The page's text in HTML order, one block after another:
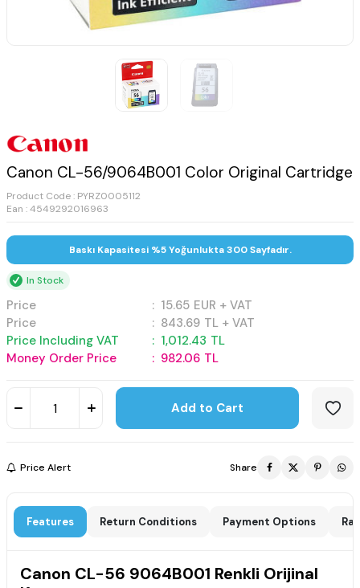
Canon CL-56/9064B001 Color Original Cartridge
Product Code : PYRZ0005112
Ean : 4549292016963
Baskı Kapasitesi %5 Yoğunlukta 300 Sayfadır.
In Stock
Price : 15.65 EUR + VAT
Price
: 843.69 TL + VAT
Price Including VAT
: 1,012.43 TL
Money Order Price
: 982.06 TL
Add to Cart
Price Alert Share
Features Return Conditions Payment Options
Canon CL-56 9064B001 Renkli Orijinal